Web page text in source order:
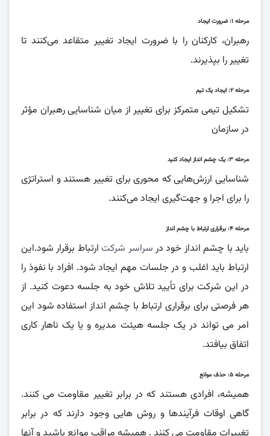
مرحله ۱: ضرورت ایجاد
رهبران، کارکنان را با ضرورت ایجاد تغییر متقاعد می‌کنند تا
تغییر را بپذیرند.
مرحله ۲: ایجاد یک تیم
تشکیل تیمی متمرکز برای تغییر از میان شناسایی رهبران مؤثر
در سازمان
مرحله ۳: یک چشم انداز ایجاد کنید
شناسایی ارزش‌هایی که محوری برای تغییر هستند و استراتژی
را برای اجرا و جهت‌گیری ایجاد می‌کنند.
مرحله ۴: برقراری ارتباط با چشم انداز
باید با چشم انداز خود در سراسر شرکتارتباط برقرار شود.این
ارتباط باید اغلب و در جلسات مهم ایجاد شود. افراد با نفوذ را
در این شرکت برای تأیید تلاش خود به جلسه دعوت کنید. از
هر فرصتی برای برقراری ارتباط با چشم انداز استفاده شود این
امر می تواند در یک جلسه هیئت مدیره و یا یک ناهار کاری
اتفاق بیافتد.
مرحله ۵: حذف موانع
همیشه، افرادی هستند که در برابر تغییر مقاومت می کنند.
گاهی اوقات فرآیندها و روش هایی وجود دارند که در برابر